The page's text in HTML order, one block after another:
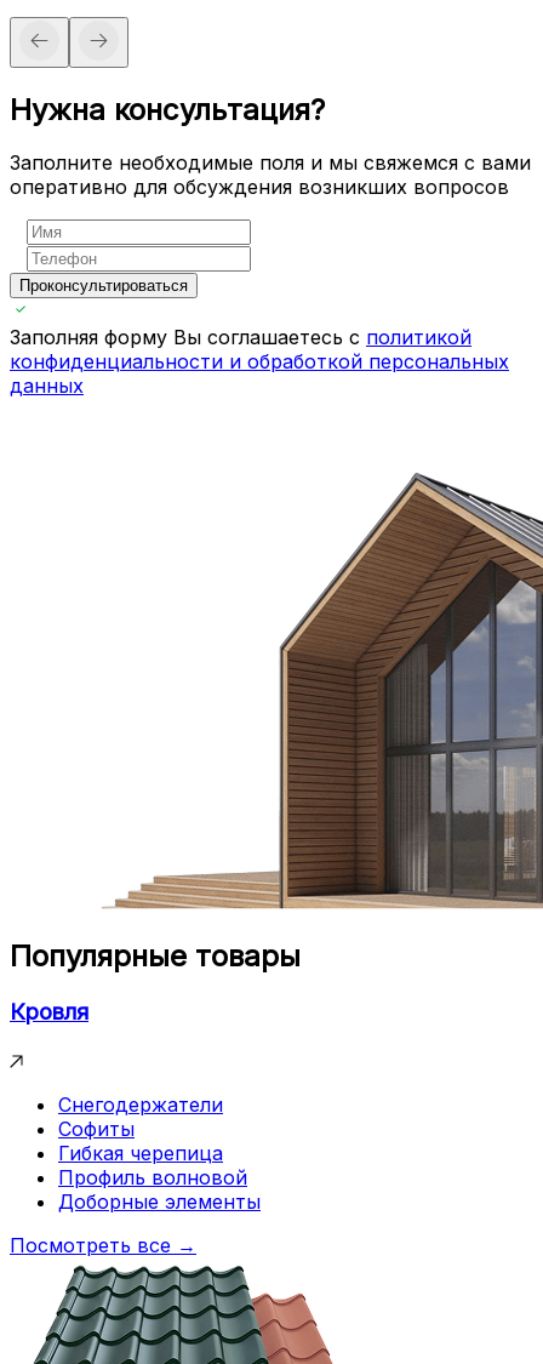
Нужна консультация?
Заполните необходимые поля и мы свяжемся с вами
оперативно для обсуждения возникших вопросов
Проконсультироваться
Заполняя форму Вы соглашаетесь с политикой
конфиденциальности и обработкой персональных
данных
Популярные товары
Кровля
Снегодержатели
Софиты
Гибкая черепица
Профиль волновой
Доборные элементы
Посмотреть все →